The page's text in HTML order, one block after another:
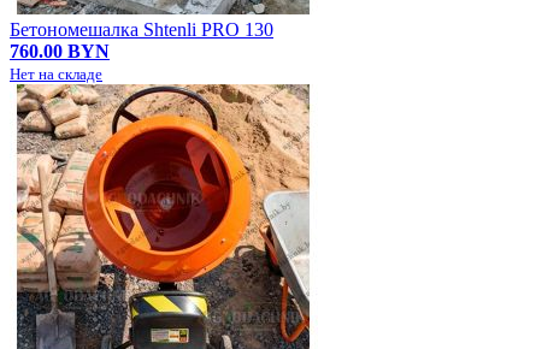
Бетономешалка Shtenli PRO 130
760.00 BYN
Нет на складе